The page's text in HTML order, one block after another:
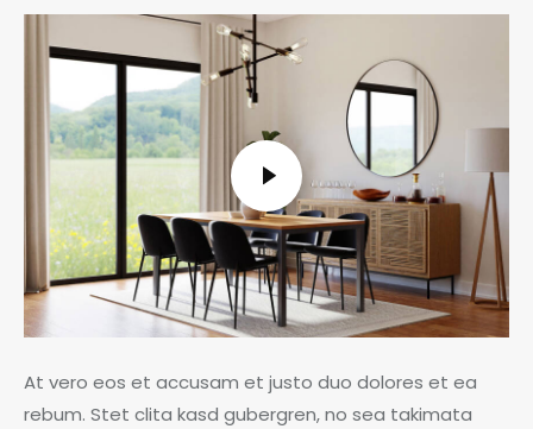
At vero eos et accusam et justo duo dolores et ea
rebum. Stet clita kasd gubergren, no sea takimata